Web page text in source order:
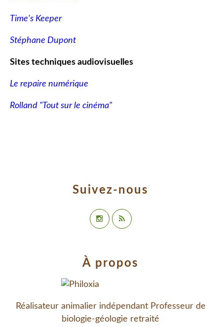
Suivez-nous
À propos
Réalisateur animalier indépendant Professeur de
biologie-géologie retraité
Time's Keeper
Stéphane Dupont
Sites techniques audiovisuelles
Le repaire numérique
Rolland "Tout sur le cinéma"